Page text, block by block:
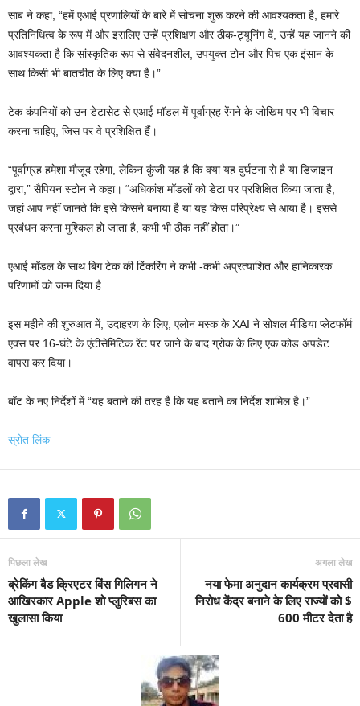
साब ने कहा, “हमें एआई प्रणालियों के बारे में सोचना शुरू करने की आवश्यकता है, हमारे
प्रतिनिधित्व के रूप में और इसलिए उन्हें प्रशिक्षण और ठीक-ट्यूनिंग दें, उन्हें यह जानने की
आवश्यकता है कि सांस्कृतिक रूप से संवेदनशील, उपयुक्त टोन और पिच एक इंसान के
साथ किसी भी बातचीत के लिए क्या है।”
टेक कंपनियों को उन डेटासेट से एआई मॉडल में पूर्वाग्रह रेंगने के जोखिम पर भी विचार
करना चाहिए, जिस पर वे प्रशिक्षित हैं।
“पूर्वाग्रह हमेशा मौजूद रहेगा, लेकिन कुंजी यह है कि क्या यह दुर्घटना से है या डिजाइन
द्वारा,” सैपियन स्टोन ने कहा। “अधिकांश मॉडलों को डेटा पर प्रशिक्षित किया जाता है,
जहां आप नहीं जानते कि इसे किसने बनाया है या यह किस परिप्रेक्ष्य से आया है। इससे
प्रबंधन करना मुश्किल हो जाता है, कभी भी ठीक नहीं होता।”
एआई मॉडल के साथ बिग टेक की टिंकरिंग ने कभी -कभी अप्रत्याशित और हानिकारक
परिणामों को जन्म दिया है
इस महीने की शुरुआत में, उदाहरण के लिए, एलोन मस्क के XAI ने सोशल मीडिया प्लेटफॉर्म
एक्स पर 16-घंटे के एंटीसेमिटिक रेंट पर जाने के बाद ग्रोक के लिए एक कोड अपडेट
वापस कर दिया।
बॉट के नए निर्देशों में “यह बताने की तरह है कि यह बताने का निर्देश शामिल है।”
स्रोत लिंक
पिछला लेख
ब्रेकिंग बैड क्रिएटर विंस गिलिगन ने
आखिरकार Apple शो प्लुरिबस का
खुलासा किया
अगला लेख
नया फेमा अनुदान कार्यक्रम प्रवासी
निरोध केंद्र बनाने के लिए राज्यों को $
600 मीटर देता है